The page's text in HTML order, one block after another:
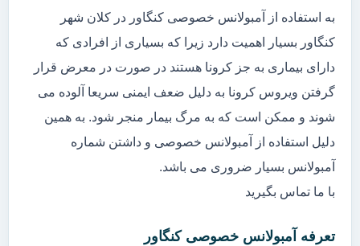
به استفاده از آمبولانس خصوصی کنگاور در کلان شهر
کنگاور بسیار اهمیت دارد زیرا که بسیاری از افرادی که
دارای بیماری به جز کرونا هستند در صورت در معرض قرار
گرفتن ویروس کرونا به دلیل ضعف ایمنی سریعا آلوده می
شوند و ممکن است که به مرگ بیمار منجر شود. به همین
دلیل استفاده از آمبولانس خصوصی و داشتن شماره
آمبولانس بسیار ضروری می باشد.
با ما تماس بگیرید
تعرفه آمبولانس خصوصی کنگاور